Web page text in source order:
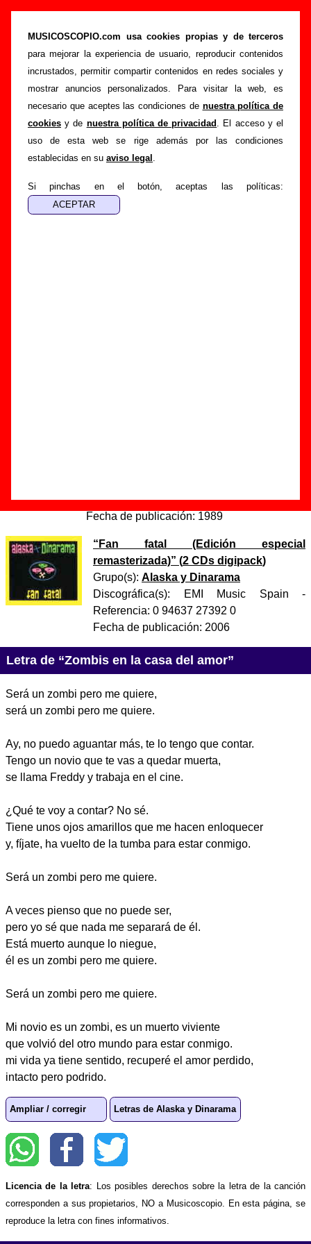
MUSICOSCOPIO.com usa cookies propias y de terceros
para mejorar la experiencia de usuario, reproducir contenidos
incrustados, permitir compartir contenidos en redes sociales y
mostrar anuncios personalizados. Para visitar la web, es
necesario que aceptes las condiciones de nuestra política de
cookies y de nuestra política de privacidad . El acceso y el
uso de esta web se rige además por las condiciones
establecidas en su aviso legal .
Si pinchas en el botón, aceptas las políticas:
“Zombis en la casa del amor”, canción de
Alaska y Dinarama (Letra e información)
Portada >Alaska y Dinarama > Canciones
Zombis en la casa del amor
Esta página pretende recopilar todo tipo de información
sobre la canción "Zombis en la casa del amor
interpretada por
Alaska y Dinarama
. Además de su letra,
también aparecerá información sobre el autor o los autores,
sobre los discos en los que está incluido este tema, sobre la
grabación del mismo, sobre versiones a cargo de otros
grupos... Si encuentras errores o tienes información
Referencia:????
Fecha de publicación: 1989
“ Fan fatal (Edición especial
remasterizada)” (2 CDs digipack)
Grupo(s): Alaska y Dinarama
Discográfica(s):
EMI Music Spain -
Referencia: 0 94637 27392 0
Fecha de publicación: 2006
Letra de “Zombis en la casa del amor”
Será un zombi pero me quiere,
será un zombi pero me quiere.
Ay, no puedo aguantar más, te lo tengo que contar.
Tengo un novio que te vas a quedar muerta,
se llama Freddy y trabaja en el cine.
¿Qué te voy a contar? No sé.
Tiene unos ojos amarillos que me hacen enloquecer
y, fíjate, ha vuelto de la tumba para estar conmigo.
Será un zombi pero me quiere.
A veces pienso que no puede ser,
pero yo sé que nada me separará de él.
Está muerto aunque lo niegue,
él es un zombi pero me quiere.
Será un zombi pero me quiere.
Mi novio es un zombi, es un muerto viviente
que volvió del otro mundo para estar conmigo.
mi vida ya tiene sentido, recuperé el amor perdido,
intacto pero podrido.
Ampliar / corregir Letras de Alaska y Dinarama
Licencia de la letra: Los posibles derechos sobre la letra de la canción
corresponden a sus propietarios, NO a Musicoscopio. En esta página, se
reproduce la letra con fines informativos.